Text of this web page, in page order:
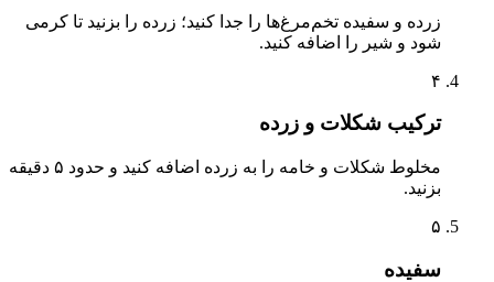
زرده و سفیده تخم‌مرغ‌ها را جدا کنید؛ زرده را بزنید تا کرمی
شود و شیر را اضافه کنید.
ترکیب شکلات و زرده
مخلوط شکلات و خامه را به زرده اضافه کنید و حدود ۵ دقیقه
سفیده